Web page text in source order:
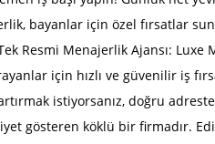
bayanlar için özel fırsatlar
Resmi Menajerlik Ajansı: Luxe
için hızlı ve güvenilir iş
artırmak istiyorsanız, doğru
gösteren köklü bir firmadır.